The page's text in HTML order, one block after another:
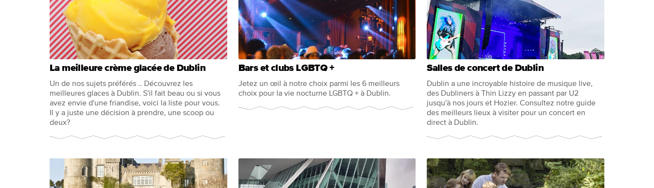
La meilleure crème glacée de Dublin
Un de nos sujets préférés .. Découvrez les
meilleures glaces à Dublin. S'il fait beau ou si vous
avez envie d'une friandise, voici la liste pour vous.
Il y a juste une décision à prendre, une scoop ou
deux?
Bars et clubs LGBTQ +
Jetez un œil à notre choix parmi les 6 meilleurs
choix pour la vie nocturne LGBTQ + à Dublin.
Salles de concert de Dublin
Dublin a une incroyable histoire de musique live,
des Dubliners à Thin Lizzy en passant par U2
jusqu'à nos jours et Hozier. Consultez notre guide
des meilleurs lieux à visiter pour un concert en
direct à Dublin.